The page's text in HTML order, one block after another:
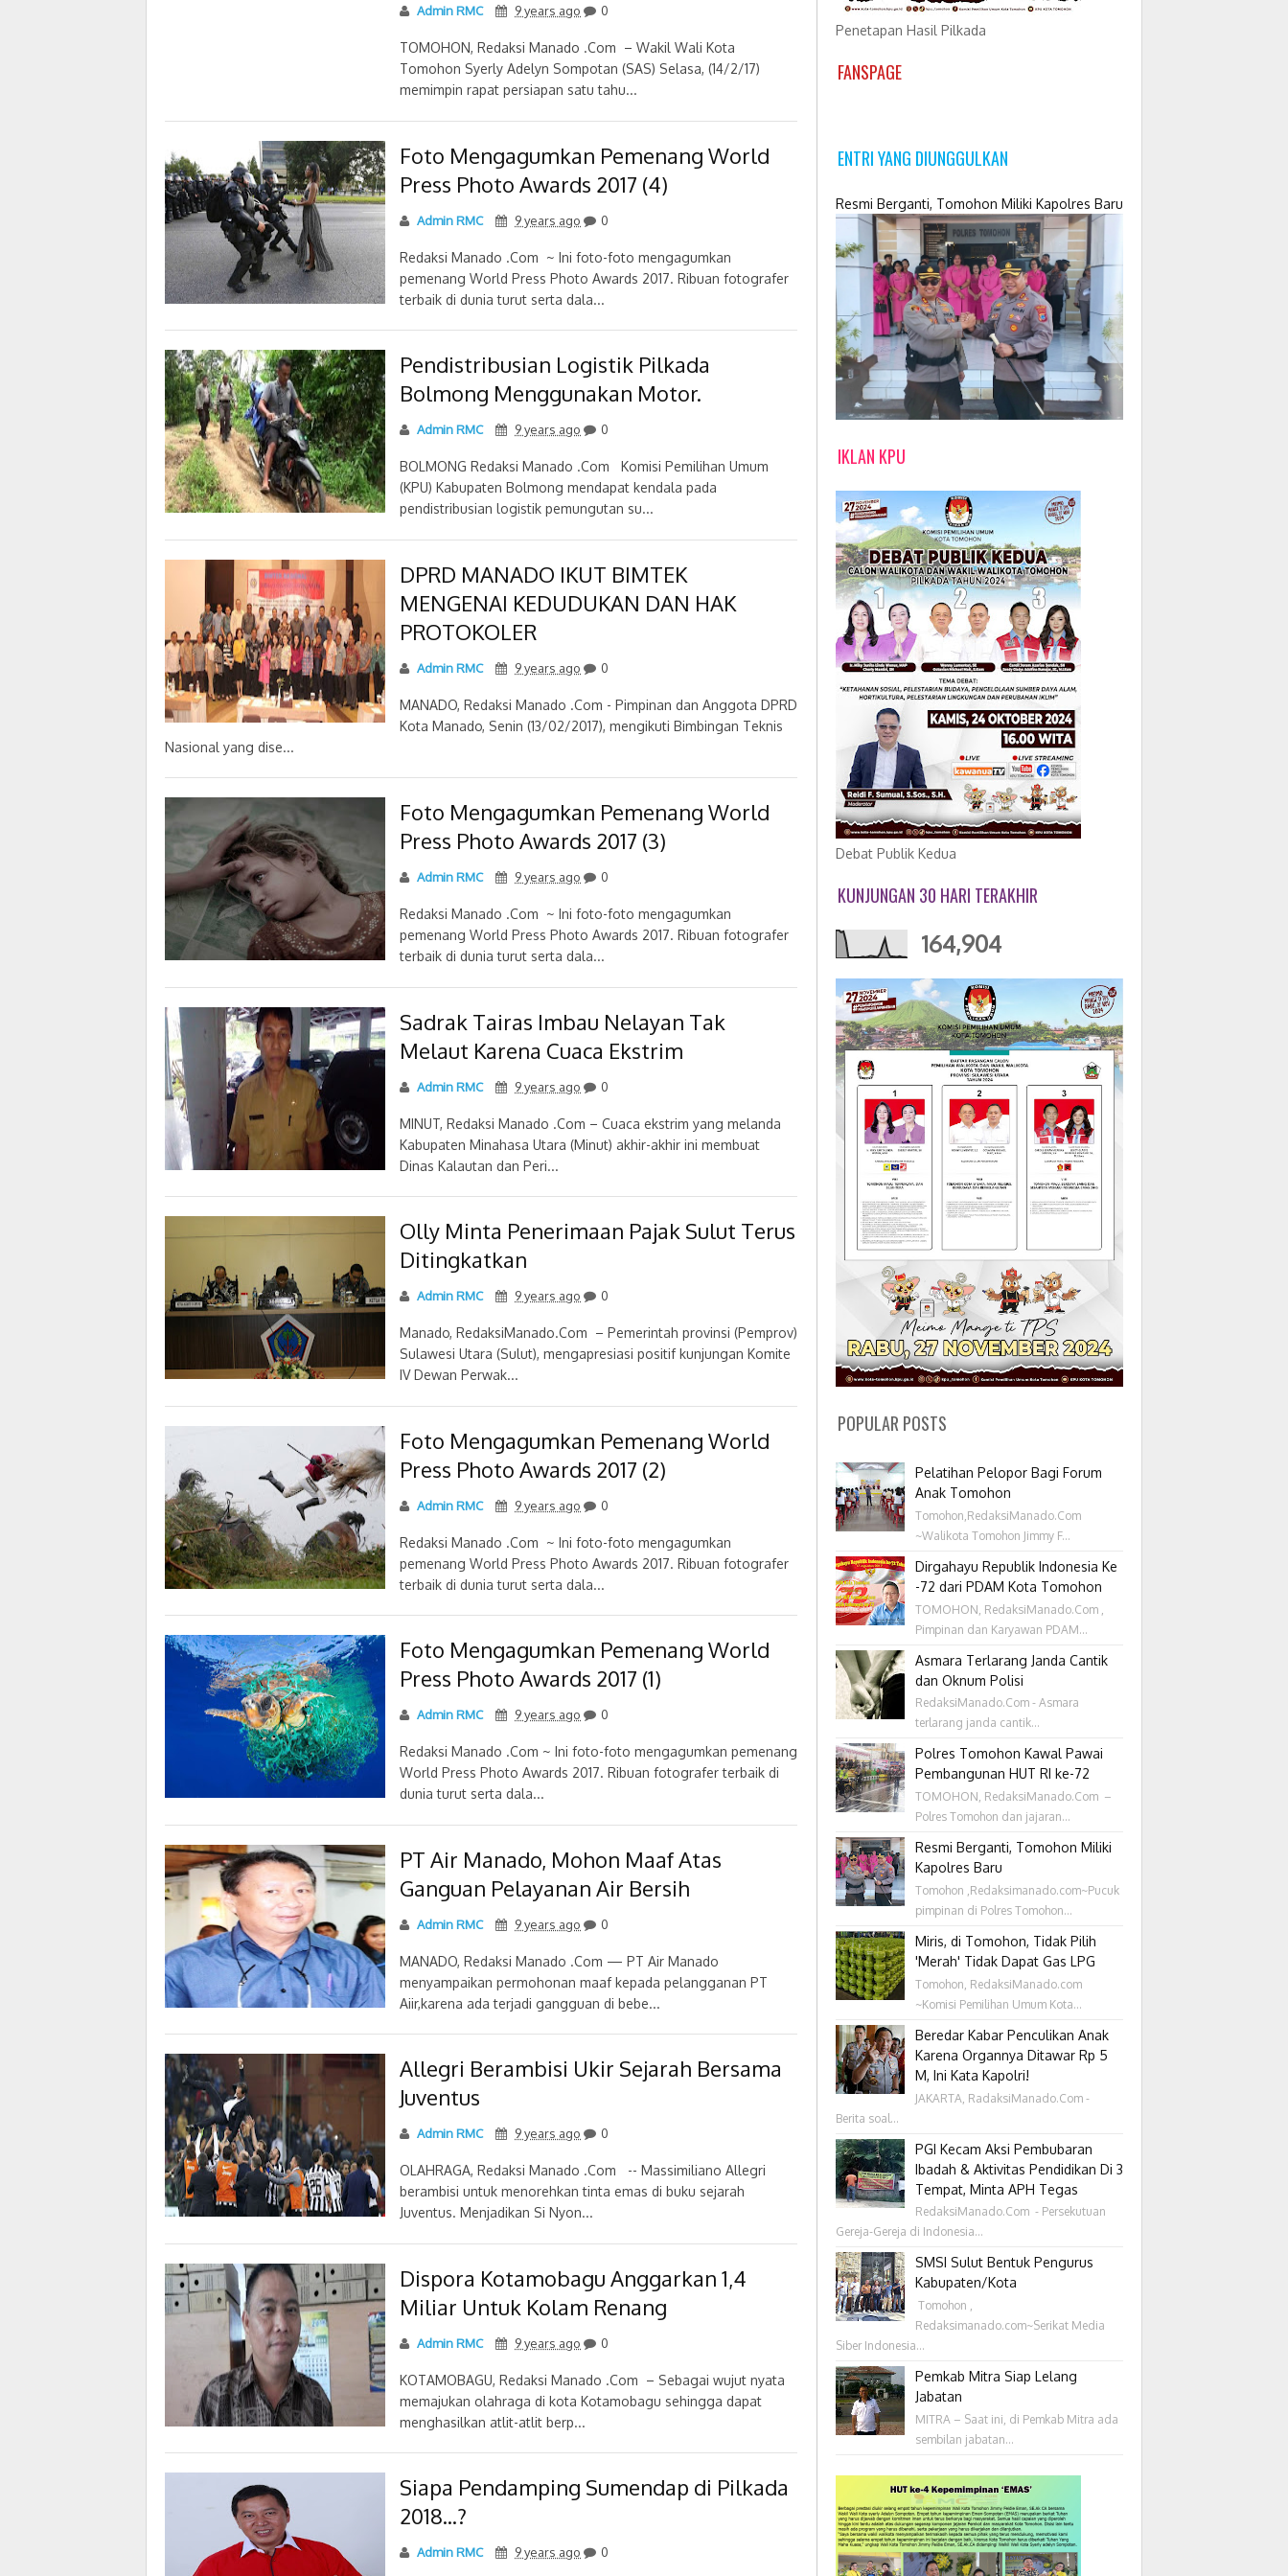
Admin RMC 9 years ago 0
TOMOHON, Redaksi Manado .Com – Wakil Wali Kota
Tomohon Syerly Adelyn Sompotan (SAS) Selasa, (14/2/17)
memimpin rapat persiapan satu tahu...
Foto Mengagumkan Pemenang World
Press Photo Awards 2017 (4)
Admin RMC 9 years ago 0
Redaksi Manado .Com ~ Ini foto-foto mengagumkan
pemenang World Press Photo Awards 2017. Ribuan fotografer
terbaik di dunia turut serta dala...
Pendistribusian Logistik Pilkada
Bolmong Menggunakan Motor.
Admin RMC 9 years ago 0
BOLMONG Redaksi Manado .Com Komisi Pemilihan Umum
(KPU) Kabupaten Bolmong mendapat kendala pada
pendistribusian logistik pemungutan su...
DPRD MANADO IKUT BIMTEK
MENGENAI KEDUDUKAN DAN HAK
PROTOKOLER
Admin RMC 9 years ago 0
MANADO, Redaksi Manado .Com - Pimpinan dan Anggota DPRD
Kota Manado, Senin (13/02/2017), mengikuti Bimbingan Teknis
Nasional yang dise...
Foto Mengagumkan Pemenang World
Press Photo Awards 2017 (3)
Admin RMC 9 years ago 0
Redaksi Manado .Com ~ Ini foto-foto mengagumkan
pemenang World Press Photo Awards 2017. Ribuan fotografer
terbaik di dunia turut serta dala...
Sadrak Tairas Imbau Nelayan Tak
Melaut Karena Cuaca Ekstrim
Admin RMC 9 years ago 0
MINUT, Redaksi Manado .Com – Cuaca ekstrim yang melanda
Kabupaten Minahasa Utara (Minut) akhir-akhir ini membuat
Dinas Kalautan dan Peri...
Olly Minta Penerimaan Pajak Sulut Terus
Ditingkatkan
Admin RMC 9 years ago 0
Manado, RedaksiManado.Com – Pemerintah provinsi (Pemprov)
Sulawesi Utara (Sulut), mengapresiasi positif kunjungan Komite
IV Dewan Perwak...
Foto Mengagumkan Pemenang World
Press Photo Awards 2017 (2)
Admin RMC 9 years ago 0
Redaksi Manado .Com ~ Ini foto-foto mengagumkan
pemenang World Press Photo Awards 2017. Ribuan fotografer
terbaik di dunia turut serta dala...
Foto Mengagumkan Pemenang World
Press Photo Awards 2017 (1)
Admin RMC 9 years ago 0
Redaksi Manado .Com ~ Ini foto-foto mengagumkan pemenang
World Press Photo Awards 2017. Ribuan fotografer terbaik di
dunia turut serta dala...
PT Air Manado, Mohon Maaf Atas
Ganguan Pelayanan Air Bersih
Admin RMC 9 years ago 0
MANADO, Redaksi Manado .Com — PT Air Manado
menyampaikan permohonan maaf kepada pelangganan PT
Aiir,karena ada terjadi gangguan di bebe...
Allegri Berambisi Ukir Sejarah Bersama
Juventus
Admin RMC 9 years ago 0
OLAHRAGA, Redaksi Manado .Com -- Massimiliano Allegri
berambisi untuk menorehkan tinta emas di buku sejarah
Juventus. Menjadikan Si Nyon...
Dispora Kotamobagu Anggarkan 1,4
Miliar Untuk Kolam Renang
Admin RMC 9 years ago 0
KOTAMOBAGU, Redaksi Manado .Com – Sebagai wujut nyata
memajukan olahraga di kota Kotamobagu sehingga dapat
menghasilkan atlit-atlit berp...
Siapa Pendamping Sumendap di Pilkada
2018...?
Admin RMC 9 years ago 0
Penetapan Hasil Pilkada
FANSPAGE
ENTRI YANG DIUNGGULKAN
Resmi Berganti, Tomohon Miliki Kapolres Baru
IKLAN KPU
Debat Publik Kedua
KUNJUNGAN 30 HARI TERAKHIR
164,904
POPULAR POSTS
Pelatihan Pelopor Bagi Forum
Anak Tomohon
Tomohon,RedaksiManado.Com
~Walikota Tomohon Jimmy F...
Dirgahayu Republik Indonesia Ke
-72 dari PDAM Kota Tomohon
TOMOHON, RedaksiManado.Com ,
Pimpinan dan Karyawan PDAM...
Asmara Terlarang Janda Cantik
dan Oknum Polisi
RedaksiManado.Com - Asmara
terlarang janda cantik...
Polres Tomohon Kawal Pawai
Pembangunan HUT RI ke-72
TOMOHON, RedaksiManado.Com –
Polres Tomohon dan jajaran...
Resmi Berganti, Tomohon Miliki
Kapolres Baru
Tomohon ,Redaksimanado.com~Pucuk
pimpinan di Polres Tomohon...
Miris, di Tomohon, Tidak Pilih
'Merah' Tidak Dapat Gas LPG
Tomohon, RedaksiManado.com
~Komisi Pemilihan Umum Kota...
Beredar Kabar Penculikan Anak
Karena Organnya Ditawar Rp 5
M, Ini Kata Kapolri!
JAKARTA, RadaksiManado.Com -
Berita soal...
PGI Kecam Aksi Pembubaran
Ibadah & Aktivitas Pendidikan Di 3
Tempat, Minta APH Tegas
RedaksiManado.Com - Persekutuan
Gereja-Gereja di Indonesia...
SMSI Sulut Bentuk Pengurus
Kabupaten/Kota
‎ Tomohon ,
Redaksimanado.com~Serikat Media
Siber Indonesia...
Pemkab Mitra Siap Lelang
Jabatan
MITRA – Saat ini, di Pemkab Mitra ada
sembilan jabatan...